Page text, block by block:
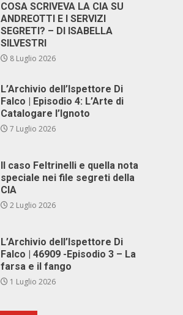
COSA SCRIVEVA LA CIA SU
ANDREOTTI E I SERVIZI
SEGRETI? – DI ISABELLA
SILVESTRI
8 Luglio 2026
L’Archivio dell’Ispettore Di
Falco | Episodio 4: L’Arte di
Catalogare l’Ignoto
7 Luglio 2026
Il caso Feltrinelli e quella nota
speciale nei file segreti della
CIA
2 Luglio 2026
L’Archivio dell’Ispettore Di
Falco | 46909 -Episodio 3 – La
farsa e il fango
1 Luglio 2026